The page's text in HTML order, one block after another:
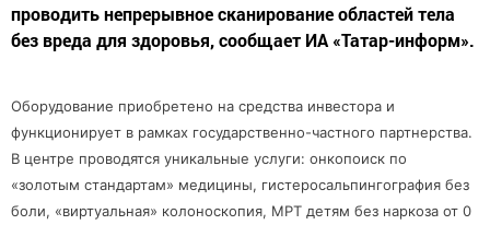
проводить непрерывное сканирование областей тела
без вреда для здоровья, сообщает ИА «Татар-информ».
Оборудование приобретено на средства инвестора и
функционирует в рамках государственно-частного партнерства.
В центре проводятся уникальные услуги: онкопоиск по
«золотым стандартам» медицины, гистеросальпингография без
боли, «виртуальная» колоноскопия, МРТ детям без наркоза от 0